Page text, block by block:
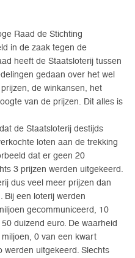
Raad de Stichting
in de zaak tegen de
heeft de Staatsloterij tussen
gedaan over het wel
de winkansen, het
van de prijzen. Dit alles is
de Staatsloterij destijds
loten aan de trekking
dat er geen 20
3 prijzen werden uitgekeerd.
dus veel meer prijzen dan
Bij een loterij werden
gecommuniceerd, 10
duizend euro. De waarheid
0 van een kwart
werden uitgekeerd. Slechts